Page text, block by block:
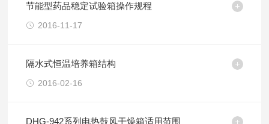
节能型药品稳定试验箱操作规程
2016-11-17
隔水式恒温培养箱结构
2016-02-16
DHG-942系列电热鼓风干燥箱适用范围